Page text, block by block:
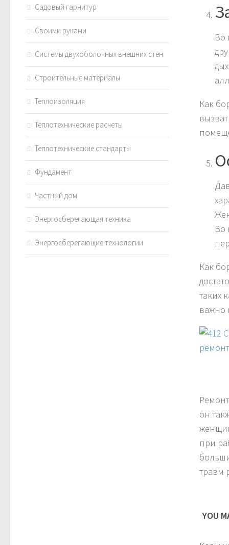
Во
Как
Во
Как
таких
важно
он
при
травм
YOU
Садовый гарнитур
Своими руками
Системы двухоболочных внешних стен
Строительные материалы
Теплоизоляция
Теплотехнические расчеты
Теплотехнические стандарты
Фундамент
Частный дом
Энергосберегающая техника
Энергосберегающие технологии